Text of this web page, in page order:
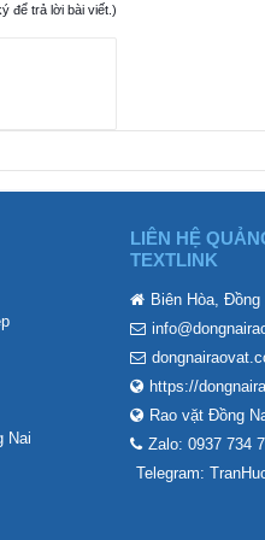
để trả lời bài viết.)
Nai
LIÊN HỆ
TEXTLINK
Biên Hòa,
https://
Rao vặt Đồng
Zalo: 0937 734
Telegram: